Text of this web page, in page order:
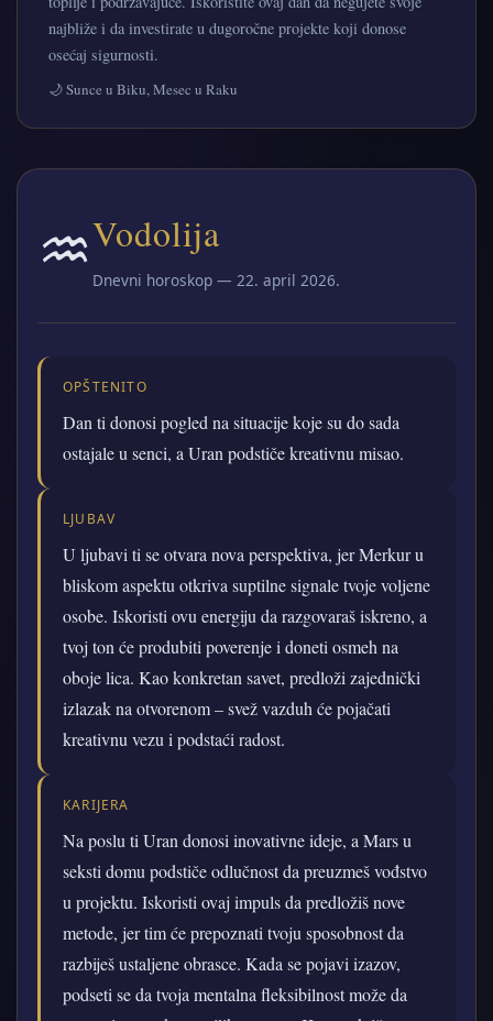
najbliže i da investirate u dugoročne projekte koji donose
osećaj sigurnosti.
🌙 Sunce u Biku, Mesec u Raku
♒Vodolija
Dnevni horoskop — 22. april 2026.
OPŠTENITO
Dan ti donosi pogled na situacije koje su do sada
ostajale u senci, a Uran podstiče kreativnu misao.
LJUBAV
U ljubavi ti se otvara nova perspektiva, jer Merkur u
bliskom aspektu otkriva suptilne signale tvoje voljene
osobe. Iskoristi ovu energiju da razgovaraš iskreno, a
tvoj ton će produbiti poverenje i doneti osmeh na
oboje lica. Kao konkretan savet, predloži zajednički
izlazak na otvorenom – svež vazduh će pojačati
kreativnu vezu i podstaći radost.
KARIJERA
Na poslu ti Uran donosi inovativne ideje, a Mars u
seksti domu podstiče odlučnost da preuzmeš vođstvo
u projektu. Iskoristi ovaj impuls da predložiš nove
metode, jer tim će prepoznati tvoju sposobnost da
razbiješ ustaljene obrasce. Kada se pojavi izazov,
podseti se da tvoja mentalna fleksibilnost može da